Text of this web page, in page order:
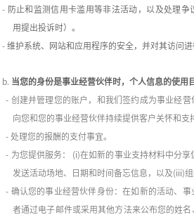
- 防止和监测信用卡滥用等非法活动，以及处理争
用提出投诉时）。
-维护系统、网站和应用程序的安全，并对其访问进
b. 当您的身份是事业经营伙伴时，个人信息的使用
- 创建并管理您的账户，和我们签约成为事业经
向您和您的事业经营伙伴持续提供客户关怀和支
- 处理您的报酬的支付事宜。
- 为您提供服务： (i)在如新的事业支持材料中分享
发送活动场地、日期和时间备忘信息，以及(iii)
- 确认您的事业经营伙伴身份：在如新的活动、
者通过电子邮件或采用其他方法来公布您的姓